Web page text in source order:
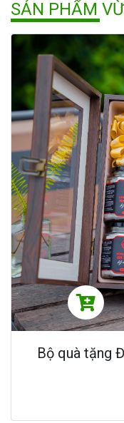
SẢN PHẨM
Bộ quà tặng